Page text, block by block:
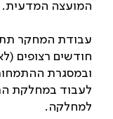
המועצה המדעית.
עבודת המחקר
חודשים רצופים
ובמסגרת
לעבוד במחלקת
למחלקה .